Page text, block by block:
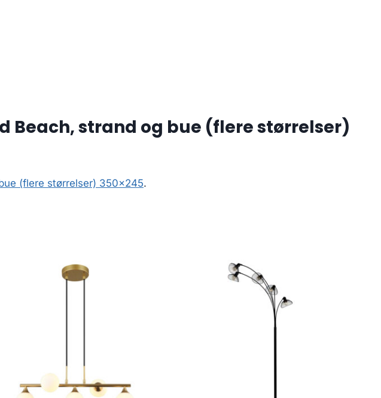
Beach, strand og bue (flere størrelser)
(flere størrelser) 350×245.